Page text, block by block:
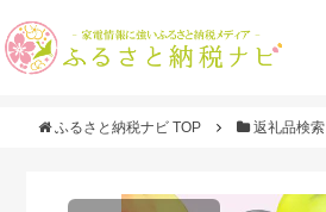
ふるさと納税ナビ TOP 返礼品検索